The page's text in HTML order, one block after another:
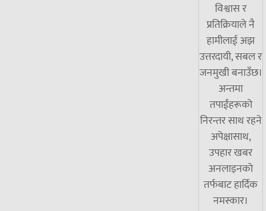
विश्वास र
प्रतिक्रियाले नै
हामीलाई अझ
उत्तरदायी, सबल र
जनमुखी बनाउँछ।
अन्तमा
तपाईंहरूको
निरन्तर साथ रहने
अपेक्षासाथ,
उपहार खबर
अनलाइनको
तर्फबाट हार्दिक
नमस्कार।